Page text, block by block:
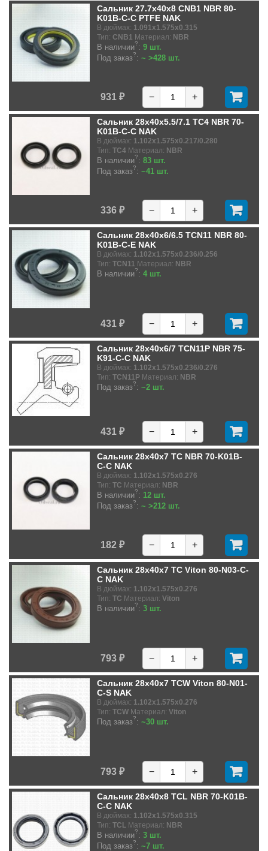
Сальник 27.7x40x8 CNB1 NBR 80-
K01B-C-C PTFE NAK
В дюймах: 1.091x1.575x0.315
Тип: CNB1 Материал: NBR
В наличии?: 9 шт.
Под заказ?: ~ >428 шт.
931 ₽ − +
Сальник 28x40x5.5/7.1 TC4 NBR 70-
K01B-C-C NAK
В дюймах: 1.102x1.575x0.217/0.280
Тип: TC4 Материал: NBR
В наличии?: 83 шт.
Под заказ?: ~41 шт.
336 ₽ − +
Сальник 28x40x6/6.5 TCN11 NBR 80-
K01B-C-E NAK
В дюймах: 1.102x1.575x0.236/0.256
Тип: TCN11 Материал: NBR
В наличии?: 4 шт.
431 ₽ − +
Сальник 28x40x6/7 TCN11P NBR 75-
K91-C-C NAK
В дюймах: 1.102x1.575x0.236/0.276
Тип: TCN11P Материал: NBR
Под заказ?: ~2 шт.
431 ₽ − +
Сальник 28x40x7 TC NBR 70-K01B-
C-C NAK
В дюймах: 1.102x1.575x0.276
Тип: TC Материал: NBR
В наличии?: 12 шт.
Под заказ?: ~ >212 шт.
182 ₽ − +
Сальник 28x40x7 TC Viton 80-N03-C-
C NAK
В дюймах: 1.102x1.575x0.276
Тип: TC Материал: Viton
В наличии?: 3 шт.
793 ₽ − +
Сальник 28x40x7 TCW Viton 80-N01-
C-S NAK
В дюймах: 1.102x1.575x0.276
Тип: TCW Материал: Viton
Под заказ?: ~30 шт.
793 ₽ − +
Сальник 28x40x8 TCL NBR 70-K01B-
C-C NAK
В дюймах: 1.102x1.575x0.315
Тип: TCL Материал: NBR
В наличии?: 3 шт.
Под заказ?: ~7 шт.